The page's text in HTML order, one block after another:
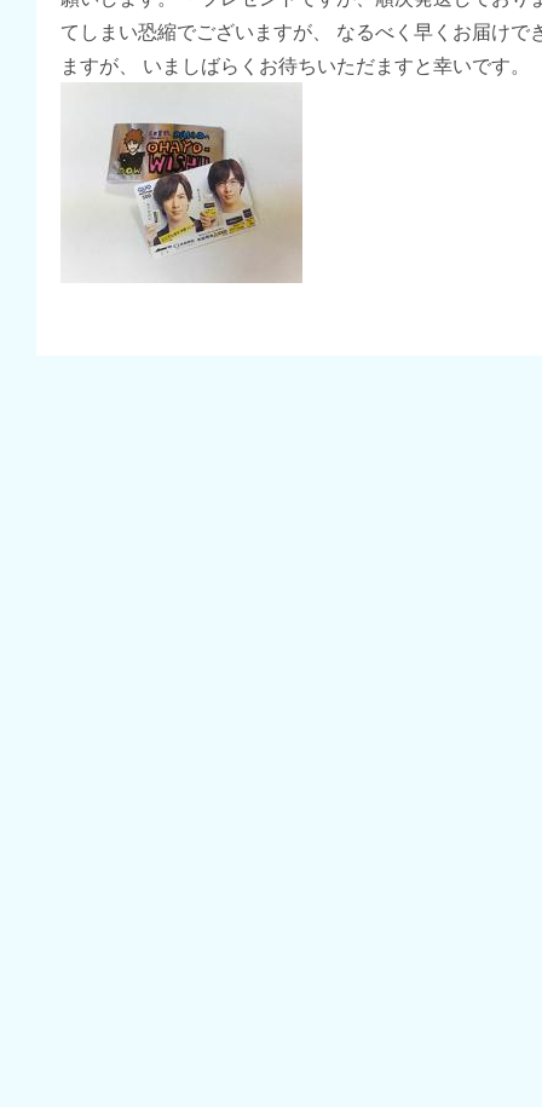
てしまい恐縮でございますが、 なるべく早くお届けで
ますが、 いましばらくお待ちいただますと幸いです。